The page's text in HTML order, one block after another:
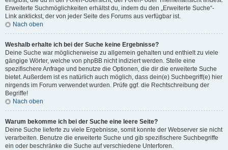
Erweiterte Suchmöglichkeiten erhältst du, indem du den „Erweiterte Suche“-
Link anklickst, der von jeder Seite des Forums aus verfügbar ist.
Nach oben
Weshalb erhalte ich bei der Suche keine Ergebnisse?
Deine Suche war möglicherweise zu allgemein gehalten und enthielt zu viele
gängige Wörter, welche von phpBB nicht indiziert werden. Stelle eine
spezifischere Anfrage und benutze die Optionen, die dir die erweiterte Suche
bietet. Außerdem ist es natürlich auch möglich, dass dein(e) Suchbegriff(e) hier
nirgends im Forum verwendet wurden. Prüfe ggf. die Rechtschreibung der
Begriffe!
Nach oben
Warum bekomme ich bei der Suche eine leere Seite?
Deine Suche lieferte zu viele Ergebnisse, somit konnte der Webserver sie nicht
verarbeiten. Benutze die erweiterte Suche und gib spezifischere Suchbegriffe
ein oder beschränke die Suche auf verschiedene Unterforen.